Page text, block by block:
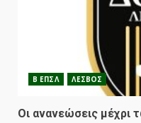
Β ΕΠΣΛ ΛΕΣΒΟΣ
Οι ανανεώσεις μέχρι